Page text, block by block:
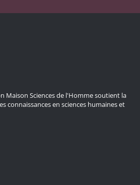
Maison Sciences de l'Homme soutient la
connaissances en sciences humaines et